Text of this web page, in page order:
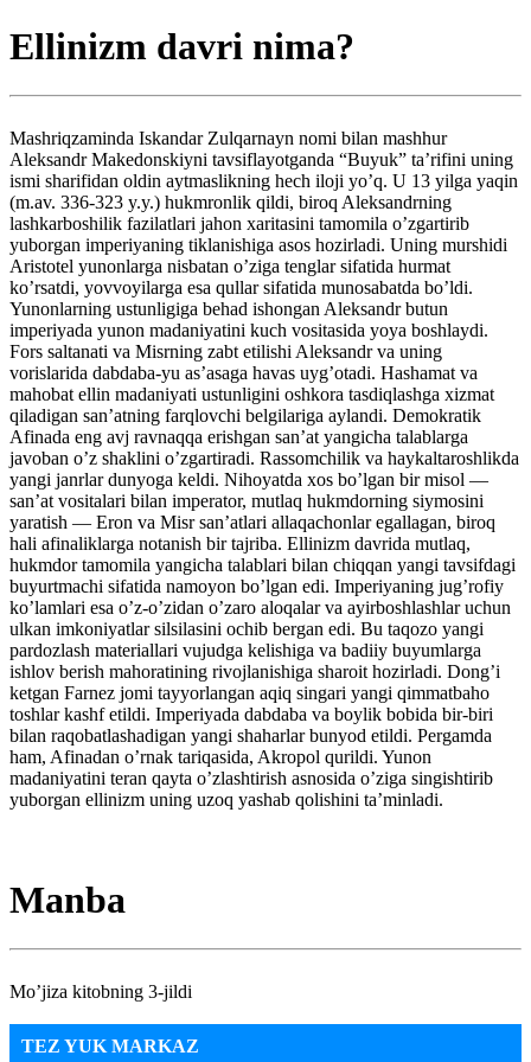
Ellinizm davri nima?
Mashriqzaminda Iskandar Zulqarnayn nomi bilan mashhur
Aleksandr Makedonskiyni tavsiflayotganda “Buyuk” ta’rifini uning
ismi sharifidan oldin aytmaslikning hech iloji yo’q. U 13 yilga yaqin
(m.av. 336-323 y.y.) hukmronlik qildi, biroq Aleksandrning
lashkarboshilik fazilatlari jahon xaritasini tamomila o’zgartirib
yuborgan imperiyaning tiklanishiga asos hozirladi. Uning murshidi
Aristotel yunonlarga nisbatan o’ziga tenglar sifatida hurmat
ko’rsatdi, yovvoyilarga esa qullar sifatida munosabatda bo’ldi.
Yunonlarning ustunligiga behad ishongan Aleksandr butun
imperiyada yunon madaniyatini kuch vositasida yoya boshlaydi.
Fors saltanati va Misrning zabt etilishi Aleksandr va uning
vorislarida dabdaba-yu as’asaga havas uyg’otadi. Hashamat va
mahobat ellin madaniyati ustunligini oshkora tasdiqlashga xizmat
qiladigan san’atning farqlovchi belgilariga aylandi. Demokratik
Afinada eng avj ravnaqqa erishgan san’at yangicha talablarga
javoban o’z shaklini o’zgartiradi. Rassomchilik va haykaltaroshlikda
yangi janrlar dunyoga keldi. Nihoyatda xos bo’lgan bir misol —
san’at vositalari bilan imperator, mutlaq hukmdorning siymosini
yaratish — Eron va Misr san’atlari allaqachonlar egallagan, biroq
hali afinaliklarga notanish bir tajriba. Ellinizm davrida mutlaq,
hukmdor tamomila yangicha talablari bilan chiqqan yangi tavsifdagi
buyurtmachi sifatida namoyon bo’lgan edi. Imperiyaning jug’rofiy
ko’lamlari esa o’z-o’zidan o’zaro aloqalar va ayirboshlashlar uchun
ulkan imkoniyatlar silsilasini ochib bergan edi. Bu taqozo yangi
pardozlash materiallari vujudga kelishiga va badiiy buyumlarga
ishlov berish mahoratining rivojlanishiga sharoit hozirladi. Dong’i
ketgan Farnez jomi tayyorlangan aqiq singari yangi qimmatbaho
toshlar kashf etildi. Imperiyada dabdaba va boylik bobida bir-biri
bilan raqobatlashadigan yangi shaharlar bunyod etildi. Pergamda
ham, Afinadan o’rnak tariqasida, Akropol qurildi. Yunon
madaniyatini teran qayta o’zlashtirish asnosida o’ziga singishtirib
yuborgan ellinizm uning uzoq yashab qolishini ta’minladi.
Manba
Mo’jiza kitobning 3-jildi
TEZ YUK MARKAZ